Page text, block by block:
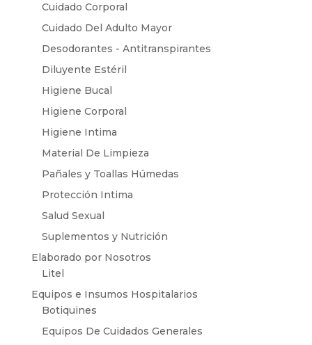
Cuidado Corporal
Cuidado Del Adulto Mayor
Desodorantes - Antitranspirantes
Diluyente Estéril
Higiene Bucal
Higiene Corporal
Higiene Intima
Material De Limpieza
Pañales y Toallas Húmedas
Protección Intima
Salud Sexual
Suplementos y Nutrición
Elaborado por Nosotros
Litel
Equipos e Insumos Hospitalarios
Botiquines
Equipos De Cuidados Generales